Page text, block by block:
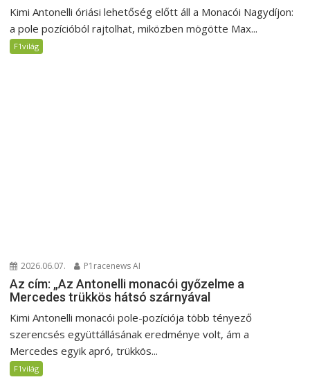
Kimi Antonelli óriási lehetőség előtt áll a Monacói Nagydíjon:
a pole pozícióból rajtolhat, miközben mögötte Max...
F1világ
2026.06.07. P1racenews AI
Az cím: „Az Antonelli monacói győzelme a
Mercedes trükkös hátsó szárnyával
Kimi Antonelli monacói pole-pozíciója több tényező
szerencsés együttállásának eredménye volt, ám a
Mercedes egyik apró, trükkös...
F1világ